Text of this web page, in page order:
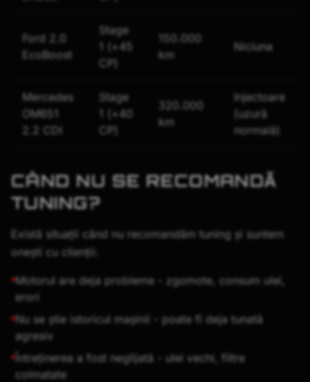
Ford 2.0
EcoBoost
Stage
1 (+45
CP)
150.000
km
Niciuna
Mercedes
OM651
2.2 CDI
Stage
1 (+40
CP)
320.000
km
Injectoare
(uzură
normală)
CÂND NU SE RECOMANDĂ
TUNING?
Există situații când nu recomandăm tuning și suntem
onești cu clienții:
Motorul are deja probleme - zgomote, consum ulei,
erori
Nu se știe istoricul mașinii - poate fi deja tunată
agresiv
Întreținerea a fost neglijată - ulei vechi, filtre
colmatate